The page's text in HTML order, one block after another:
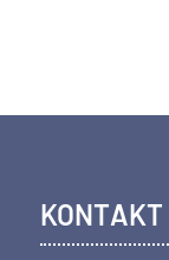
KONTAKT